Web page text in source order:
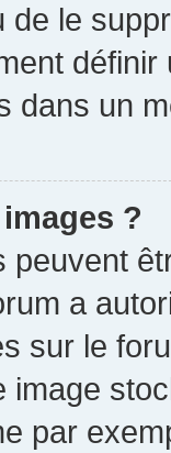
de le
définir
dans un
?
peuvent
a
sur le
image
par